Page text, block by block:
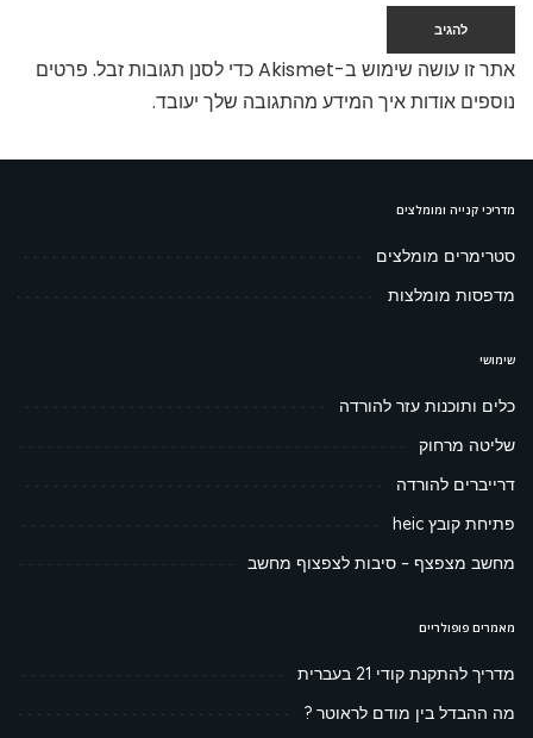
אתר זו עושה שימוש ב-Akismet כדי לסנן תגובות זבל.
פרטים
נוספים אודות איך המידע מהתגובה שלך יעובד.
מדריכי קנייה ומומלצים
סטרימרים מומלצים
מדפסות מומלצות
שימושי
כלים ותוכנות עזר להורדה
שליטה מרחוק
דרייברים להורדה
פתיחת קובץ heic
מחשב מצפצף – סיבות לצפצוף מחשב
מאמרים פופולריים
מדריך להתקנת קודי 21 בעברית
מה ההבדל בין מודם לראוטר ?